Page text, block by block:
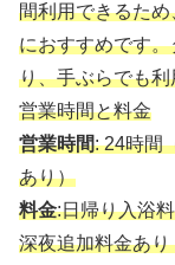
間利用できるた
におすすめです
り、手ぶらでも
営業時間と料金
営業時間: 24時間
あり）
料金:日帰り入浴
深夜追加料金あ